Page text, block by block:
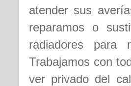
atender sus
reparamos o
radiadores para
Trabajamos con
ver privado del